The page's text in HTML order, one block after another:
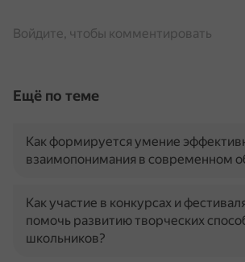
Войдите, чтобы комментировать
Ещё по теме
Как формируется умение
взаимопонимания в современном
Как участие в конкурсах и
помочь развитию творческих
школьников?